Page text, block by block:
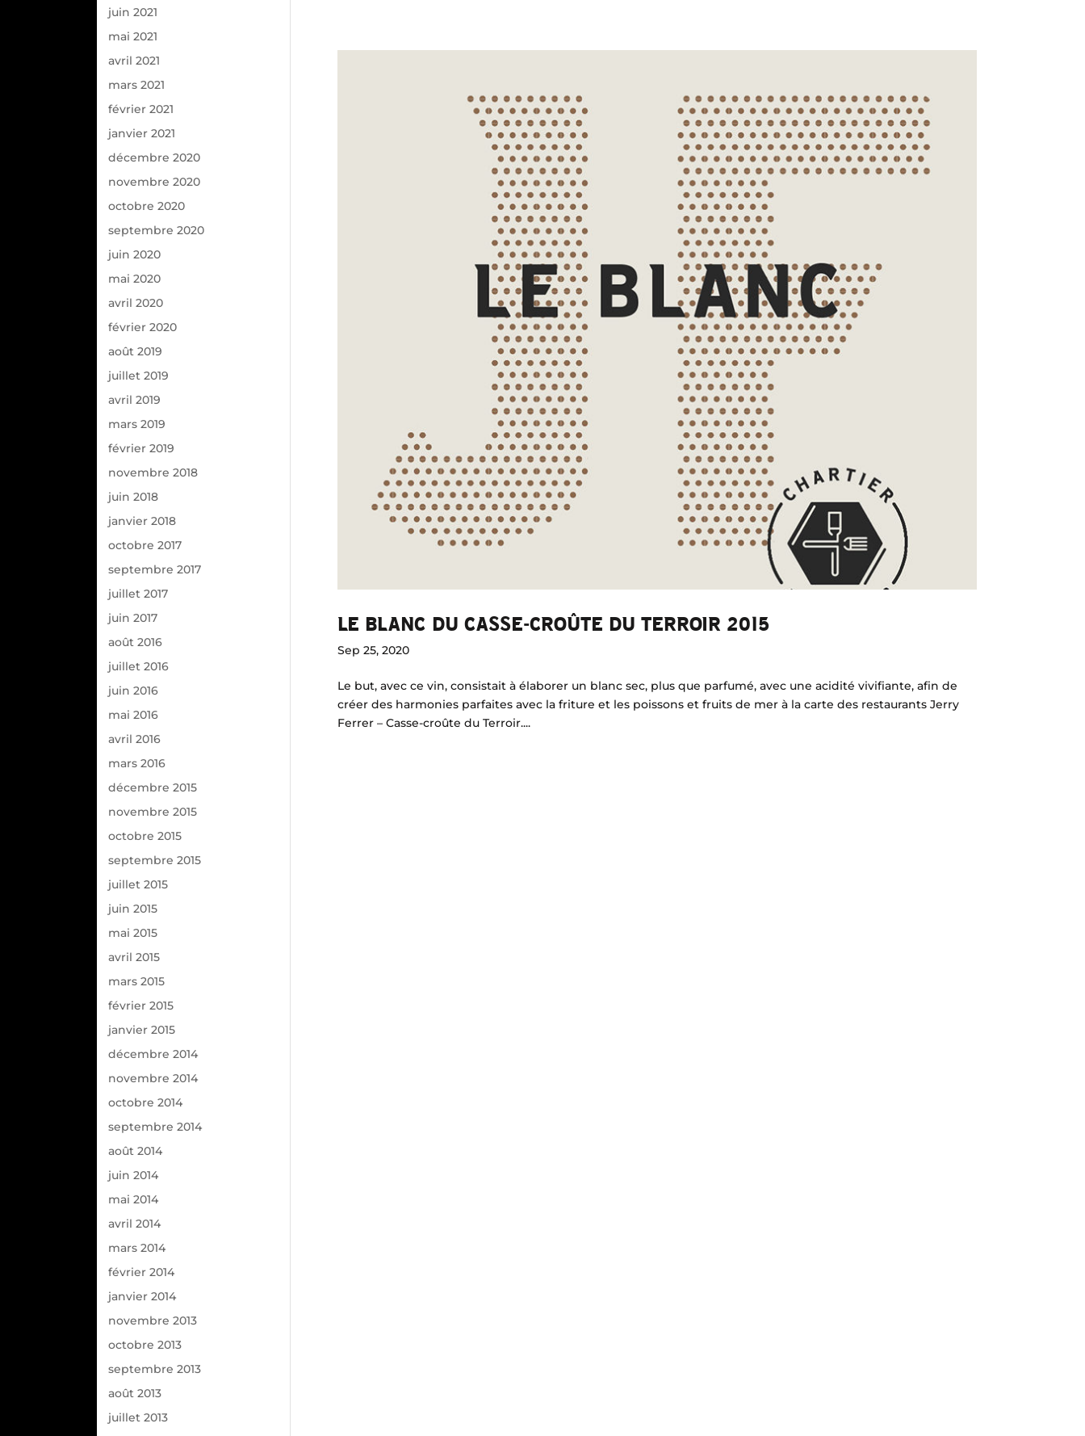
LE BLANC DU CASSE-CROÛTE DU TERROIR 2015
Sep 25, 2020
Le but, avec ce vin, consistait à élaborer un blanc sec, plus que parfumé, avec une acidité vivifiante, afin de
créer des harmonies parfaites avec la friture et les poissons et fruits de mer à la carte des restaurants Jerry
Ferrer – Casse-croûte du Terroir....
juin 2021
mai 2021
avril 2021
mars 2021
février 2021
janvier 2021
décembre 2020
novembre 2020
octobre 2020
septembre 2020
juin 2020
mai 2020
avril 2020
février 2020
août 2019
juillet 2019
avril 2019
mars 2019
février 2019
novembre 2018
juin 2018
janvier 2018
octobre 2017
septembre 2017
juillet 2017
juin 2017
août 2016
juillet 2016
juin 2016
mai 2016
avril 2016
mars 2016
décembre 2015
novembre 2015
octobre 2015
septembre 2015
juillet 2015
juin 2015
mai 2015
avril 2015
mars 2015
février 2015
janvier 2015
décembre 2014
novembre 2014
octobre 2014
septembre 2014
août 2014
juin 2014
mai 2014
avril 2014
mars 2014
février 2014
janvier 2014
novembre 2013
octobre 2013
septembre 2013
août 2013
juillet 2013